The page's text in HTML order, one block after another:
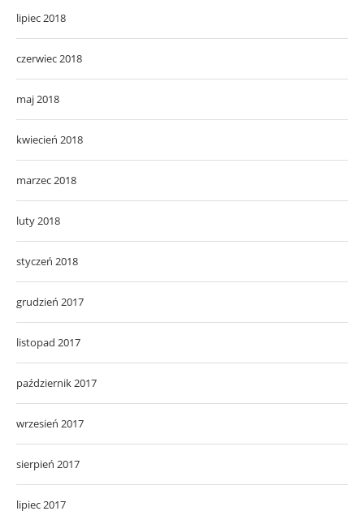
lipiec 2018
czerwiec 2018
maj 2018
kwiecień 2018
marzec 2018
luty 2018
styczeń 2018
grudzień 2017
listopad 2017
październik 2017
wrzesień 2017
sierpień 2017
lipiec 2017